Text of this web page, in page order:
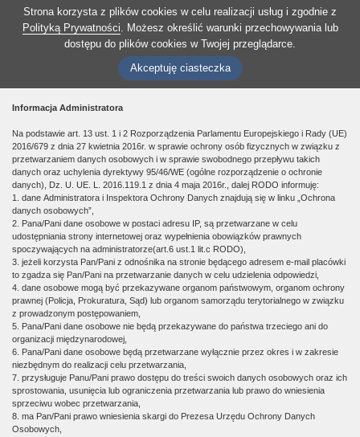
Strona korzysta z plików cookies w celu realizacji usług i zgodnie z
Polityką Prywatności. Możesz określić warunki przechowywania lub
dostępu do plików cookies w Twojej przeglądarce.
Akceptuję ciasteczka
Informacja Administratora
Na podstawie art. 13 ust. 1 i 2 Rozporządzenia Parlamentu Europejskiego i Rady (UE)
2016/679 z dnia 27 kwietnia 2016r. w sprawie ochrony osób fizycznych w związku z
przetwarzaniem danych osobowych i w sprawie swobodnego przepływu takich
danych oraz uchylenia dyrektywy 95/46/WE (ogólne rozporządzenie o ochronie
danych), Dz. U. UE. L. 2016.119.1 z dnia 4 maja 2016r., dalej RODO informuję:
1. dane Administratora i Inspektora Ochrony Danych znajdują się w linku „Ochrona
danych osobowych”,
2. Pana/Pani dane osobowe w postaci adresu IP, są przetwarzane w celu
udostępniania strony internetowej oraz wypełnienia obowiązków prawnych
spoczywających na administratorze(art.6 ust.1 lit.c RODO),
3. jeżeli korzysta Pan/Pani z odnośnika na stronie będącego adresem e-mail placówki
to zgadza się Pan/Pani na przetwarzanie danych w celu udzielenia odpowiedzi,
4. dane osobowe mogą być przekazywane organom państwowym, organom ochrony
prawnej (Policja, Prokuratura, Sąd) lub organom samorządu terytorialnego w związku
z prowadzonym postępowaniem,
5. Pana/Pani dane osobowe nie będą przekazywane do państwa trzeciego ani do
organizacji międzynarodowej,
6. Pana/Pani dane osobowe będą przetwarzane wyłącznie przez okres i w zakresie
niezbędnym do realizacji celu przetwarzania,
7. przysługuje Panu/Pani prawo dostępu do treści swoich danych osobowych oraz ich
sprostowania, usunięcia lub ograniczenia przetwarzania lub prawo do wniesienia
sprzeciwu wobec przetwarzania,
8. ma Pan/Pani prawo wniesienia skargi do Prezesa Urzędu Ochrony Danych
Osobowych,